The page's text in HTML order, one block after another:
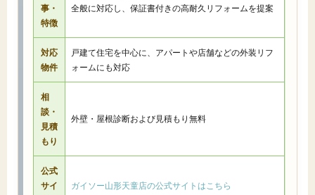
事・
特徴
全般に対応し、保証書付きの高耐久リフォームを提案
対応
物件
戸建て住宅を中心に、アパートや店舗などの外装リフ
ォームにも対応
相
談・
見積
もり
外壁・屋根診断および見積もり無料
公式
サイ
ガイソー山形天童店の公式サイトはこちら